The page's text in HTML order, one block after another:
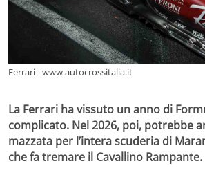
Ferrari - www.autocrossitalia.it
La Ferrari ha vissuto un anno di
complicato. Nel 2026, poi, potrebbe
mazzata per l’intera scuderia di
che fa tremare il Cavallino Rampante.